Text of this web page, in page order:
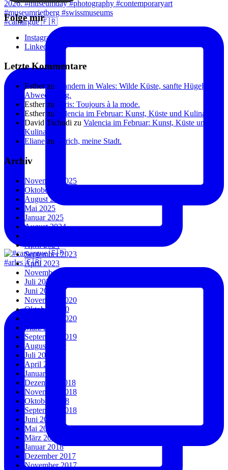
#camargue 🇫🇷
#arles 🇫🇷
Folge mir
Instagram
Linkedin
Letzte Kommentare
Estherzu
Wandern in Wales: Wilde Küste, sanfte Hügel, viel
Abwechslung.
Estherzu
Paris: Toujours à la mode.
Estherzu
Valencia im Februar: Kunst, Küste und Kulinarik.
David Tschudi zu Valencia im Februar: Kunst, Küste und
Kulinarik.
Eliane zu Zürich, meine Stadt.
Archiv
November 2025
Oktober 2025
August 2025
Mai 2025
Januar 2025
August 2024
April 2024
September 2023
April 2023
November 2022
Juli 2022
Juni 2022
November 2020
Oktober 2020
September 2020
März 2020
September 2019
August 2019
Juli 2019
April 2019
Januar 2019
Dezember 2018
November 2018
Oktober 2018
September 2018
Juni 2018
Mai 2018
März 2018
Januar 2018
Dezember 2017
November 2017